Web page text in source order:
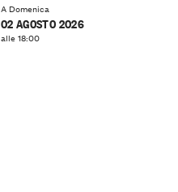
A Domenica
02 AGOSTO 2026
alle 18:00